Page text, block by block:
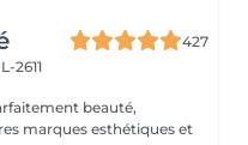
427
2611
beauté,